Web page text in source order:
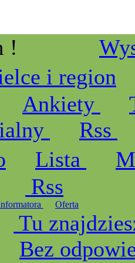
!
i region
Ankiety
Rss
Lista
Rss
Oferta
Tu
Bez